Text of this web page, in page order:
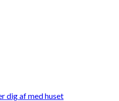
dig af med huset